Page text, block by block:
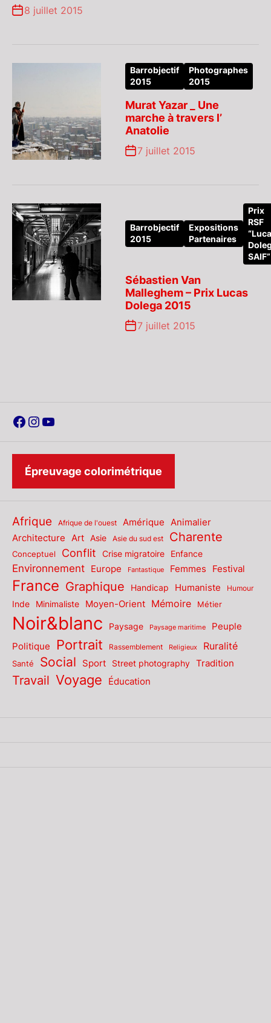
8 juillet 2015
Barrobjectif
2015
Photographes
2015
Murat Yazar _ Une
marche à travers l’
Anatolie
7 juillet 2015
Barrobjectif
2015
Expositions
Partenaires
Prix
RSF
SAIF”
Sébastien Van
Malleghem – Prix Lucas
Dolega 2015
7 juillet 2015
Facebook
Instagram
YouTube
Épreuvage colorimétrique
Afrique Afrique de l'ouest Amérique
Animalier
Architecture
Art Asie Asie du sud est Charente
Conceptuel Conflit Crise migratoire Enfance
Environnement Europe Fantastique Femmes Festival
France Graphique Handicap Humaniste Humour
Inde Minimaliste Moyen-Orient Mémoire Métier
Noir&blanc Paysage Paysage maritime Peuple
Politique Portrait Rassemblement Religieux Ruralité
Santé Social Sport Street photography Tradition
Travail Voyage Éducation